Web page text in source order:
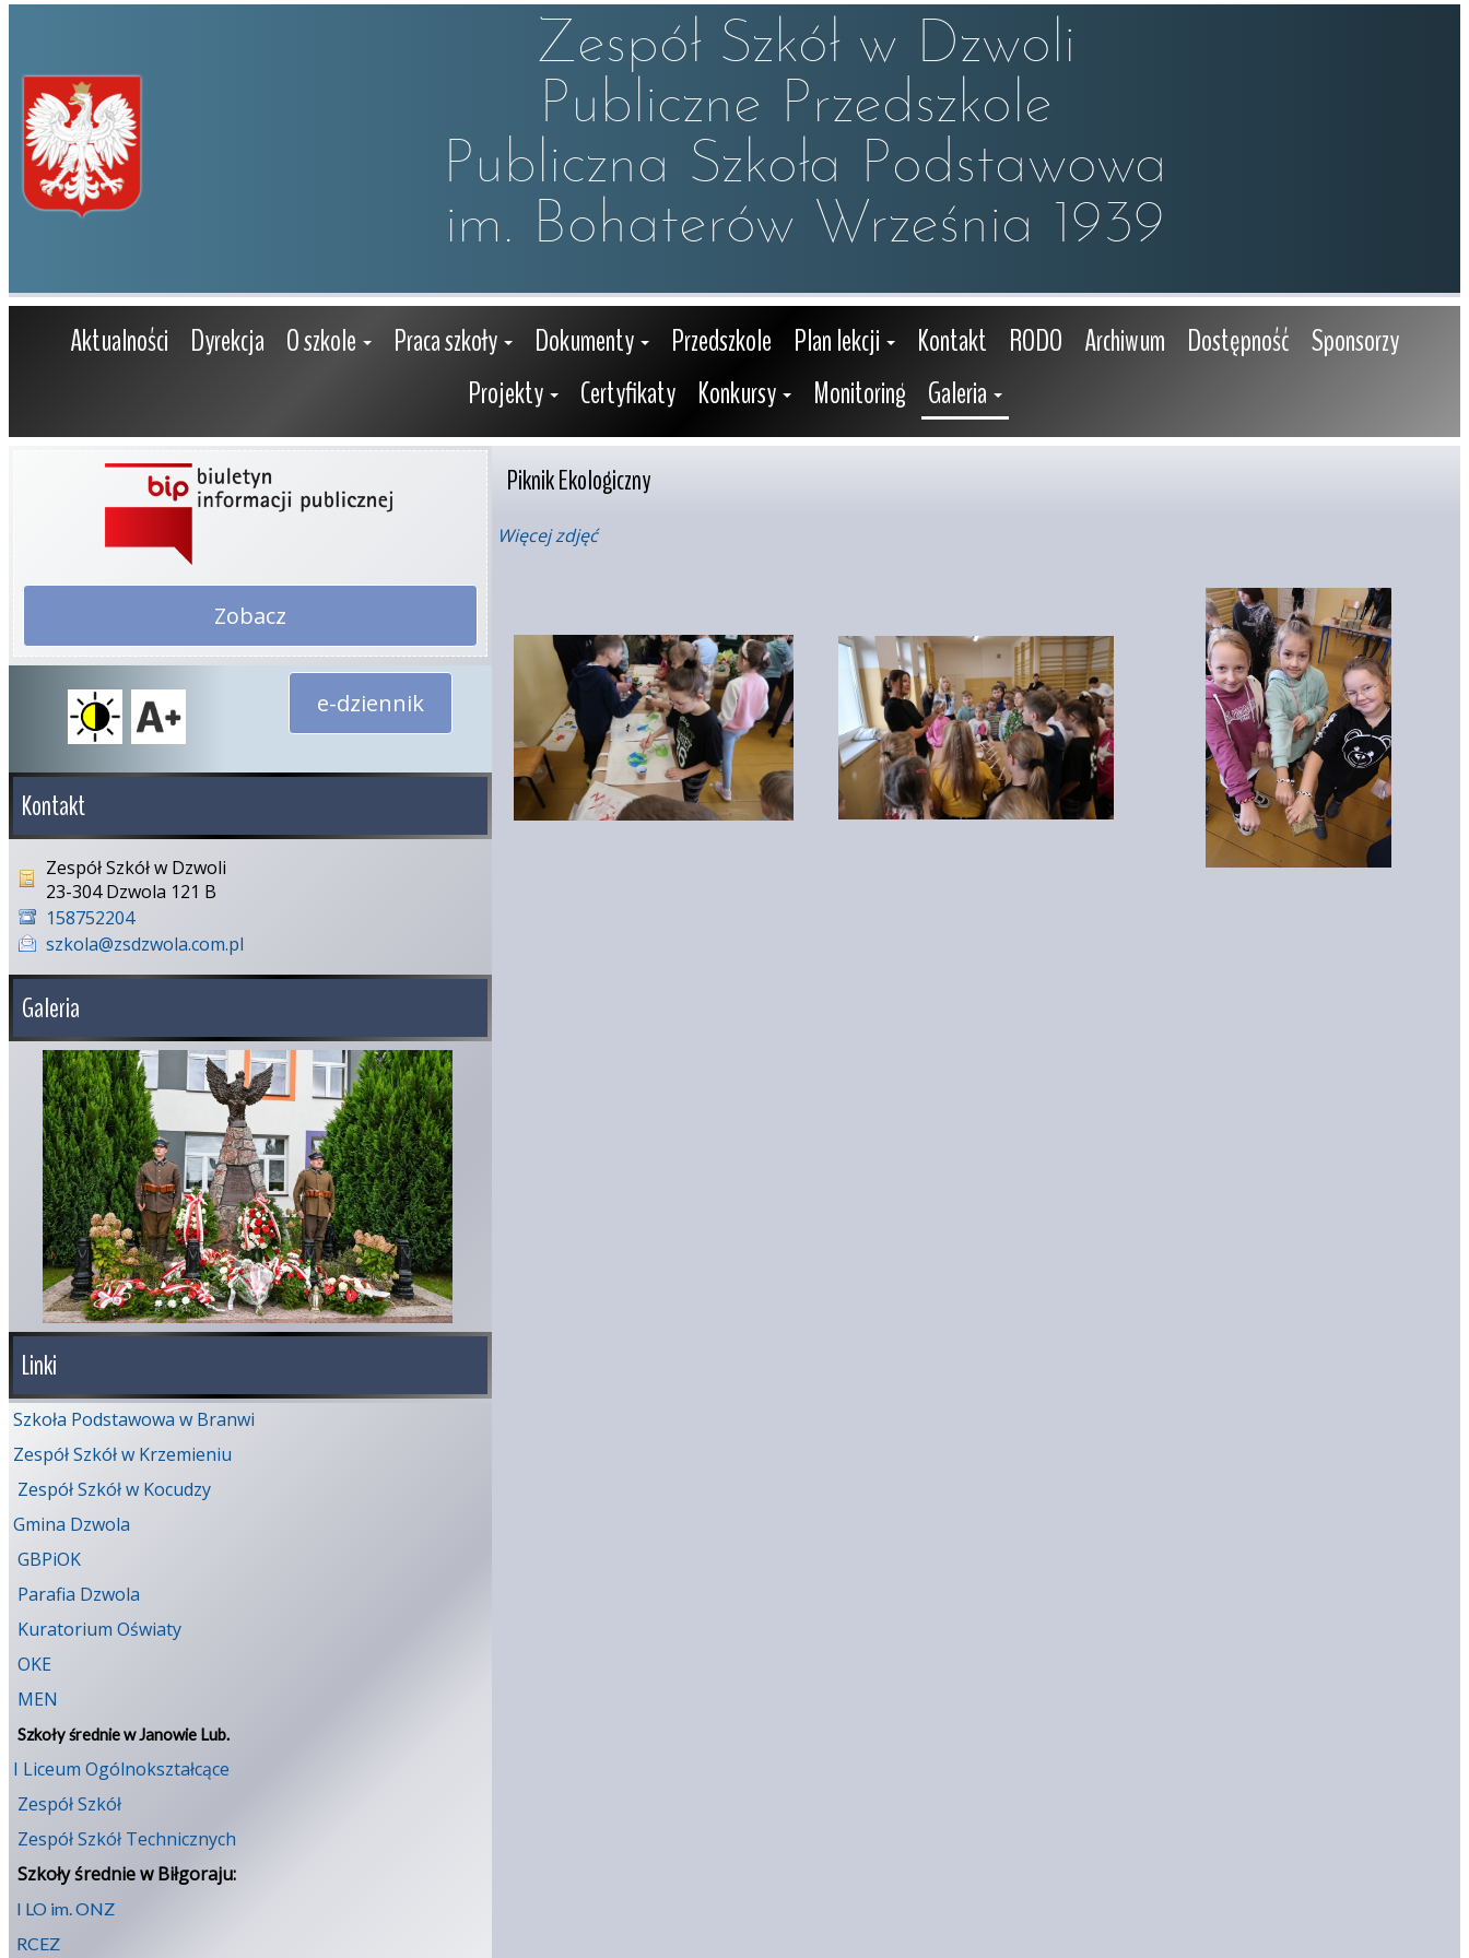
Zespół Szkół w Dzwoli
Publiczne Przedszkole
Publiczna Szkoła Podstawowa
im. Bohaterów Września 1939
Aktualności Dyrekcja O szkole Praca szkoły Dokumenty Przedszkole Plan lekcji Kontakt RODO Archiwum Dostępność Sponsorzy
Projekty
Certyfikaty Konkursy Monitoring Galeria
Piknik Ekologiczny
Więcej zdjęć
Zobacz
e-dziennik
Kontakt
Zespół Szkół w Dzwoli
23-304 Dzwola 121 B
158752204
szkola@zsdzwola.com.pl
Galeria
Linki
Szkoła Podstawowa w Branwi
Zespół Szkół w Krzemieniu
Zespół Szkół w Kocudzy
Gmina Dzwola
GBPiOK
Parafia Dzwola
Kuratorium Oświaty
OKE
MEN
Szkoły średnie w Janowie Lub.
I Liceum Ogólnokształcące
Zespół Szkół
Zespół Szkół Technicznych
Szkoły średnie w Biłgoraju:
I LO im. ONZ
RCEZ